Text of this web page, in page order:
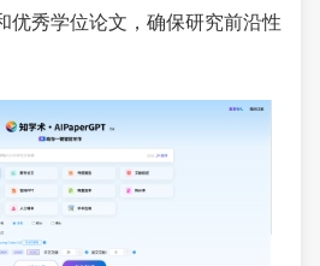
优秀学位论文，确保研究前沿性